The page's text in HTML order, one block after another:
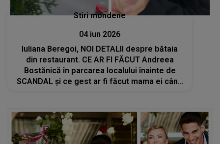
Stiri mondene
04 iun 2026
Iuliana Beregoi, NOI DETALII despre bătaia
din restaurant. CE AR FI FĂCUT Andreea
Bostănică în parcarea localului înainte de
SCANDAL și ce gest ar fi făcut mama ei când